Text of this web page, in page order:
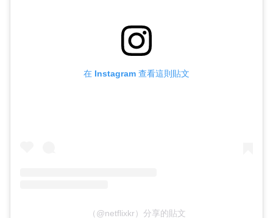
在 Instagram 查看這則貼文
（@netflixkr）分享的貼文